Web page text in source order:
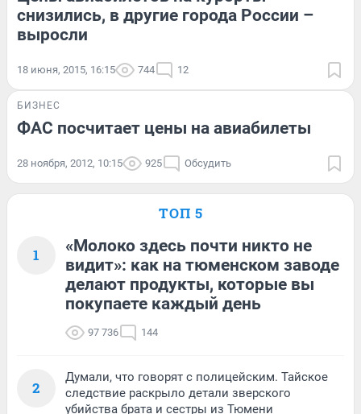
снизились, в другие города России –
выросли
18 июня, 2015, 16:15 744 12
БИЗНЕС
ФАС посчитает цены на авиабилеты
28 ноября, 2012, 10:15 925 Обсудить
ТОП 5
1
«Молоко здесь почти никто не
видит»: как на тюменском заводе
делают продукты, которые вы
покупаете каждый день
97 736 144
2
Думали, что говорят с полицейским. Тайское
следствие раскрыло детали зверского
убийства брата и сестры из Тюмени